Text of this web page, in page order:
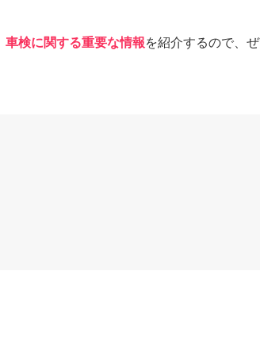
車検に関する重要な情報を紹介するので、